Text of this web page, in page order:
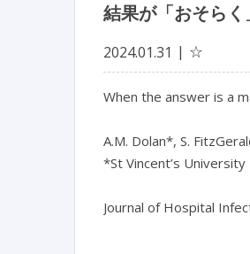
結果が「おそら
2024.01.31 ☆
When the answer is a
A.M. Dolan*, S.
*St Vincent’s
Journal of Hospital